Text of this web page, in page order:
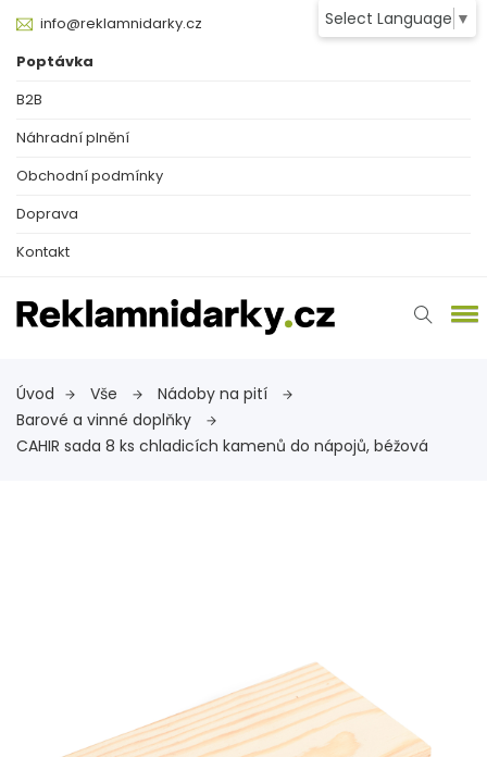
Select Language ▼
info@reklamnidarky.cz
Poptávka
B2B
Náhradní plnění
Obchodní podmínky
Doprava
Kontakt
Úvod Vše
Nádoby na pití
Barové a vinné doplňky
CAHIR sada 8 ks chladicích kamenů do nápojů, béžová